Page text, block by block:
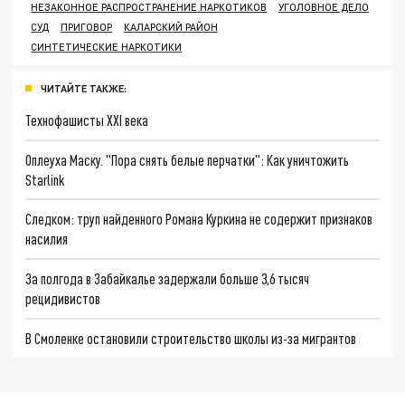
НЕЗАКОННОЕ РАСПРОСТРАНЕНИЕ НАРКОТИКОВ
УГОЛОВНОЕ ДЕЛО
СУД
ПРИГОВОР
КАЛАРСКИЙ РАЙОН
СИНТЕТИЧЕСКИЕ НАРКОТИКИ
ЧИТАЙТЕ ТАКЖЕ:
Технофашисты XXI века
Оплеуха Маску. "Пора снять белые перчатки": Как уничтожить
Starlink
Следком: труп найденного Романа Куркина не содержит признаков
насилия
За полгода в Забайкалье задержали больше 3,6 тысяч
рецидивистов
В Смоленке остановили строительство школы из-за мигрантов